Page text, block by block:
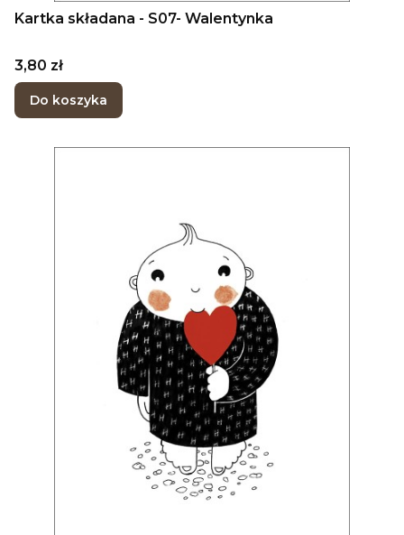
Kartka składana - S07- Walentynka
Cena
3,80 zł
Do koszyka